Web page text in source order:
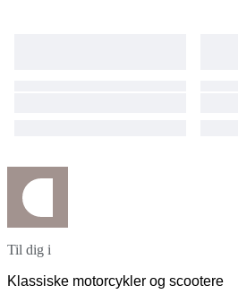
Til dig i
Klassiske motorcykler og scootere